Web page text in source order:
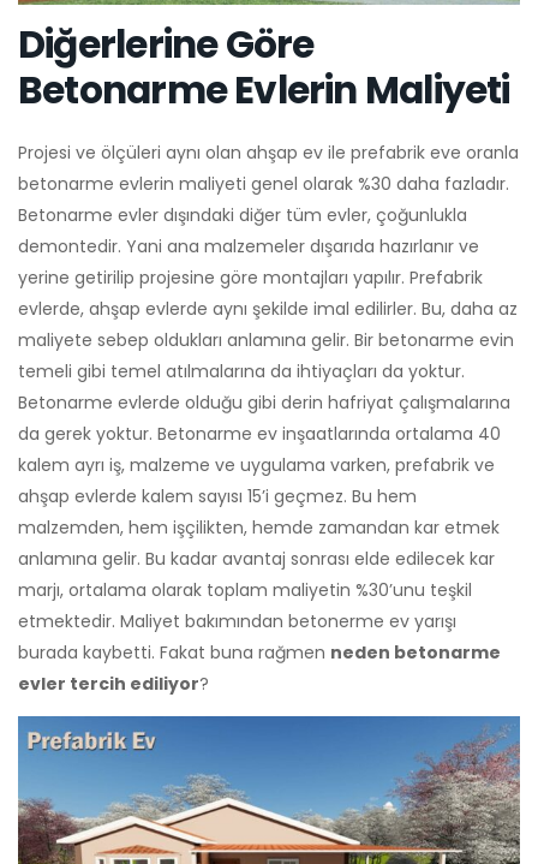
Diğerlerine Göre
Betonarme Evlerin Maliyeti
Projesi ve ölçüleri aynı olan ahşap ev ile prefabrik eve oranla
betonarme evlerin maliyeti genel olarak %30 daha fazladır.
Betonarme evler dışındaki diğer tüm evler, çoğunlukla
demontedir. Yani ana malzemeler dışarıda hazırlanır ve
yerine getirilip projesine göre montajları yapılır. Prefabrik
evlerde, ahşap evlerde aynı şekilde imal edilirler. Bu, daha az
maliyete sebep oldukları anlamına gelir. Bir betonarme evin
temeli gibi temel atılmalarına da ihtiyaçları da yoktur.
Betonarme evlerde olduğu gibi derin hafriyat çalışmalarına
da gerek yoktur. Betonarme ev inşaatlarında ortalama 40
kalem ayrı iş, malzeme ve uygulama varken, prefabrik ve
ahşap evlerde kalem sayısı 15’i geçmez. Bu hem
malzemden, hem işçilikten, hemde zamandan kar etmek
anlamına gelir. Bu kadar avantaj sonrası elde edilecek kar
marjı, ortalama olarak toplam maliyetin %30’unu teşkil
etmektedir. Maliyet bakımından betonerme ev yarışı
burada kaybetti. Fakat buna rağmen neden betonarme
evler tercih ediliyor?